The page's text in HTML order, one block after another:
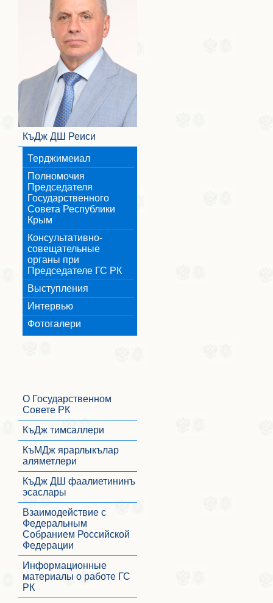
КъДж ДШ Реиси
Терджимеиал
Полномочия
Председателя
Государственного
Совета Республики
Крым
Консультативно-
совещательные
органы при
Председателе ГС РК
Выступления
Интервью
Фотогалери
О Государственном
Совете РК
КъДж тимсаллери
КъМДж ярарлыкълар
аляметлери
КъДж ДШ фаалиетининъ
эсаслары
Взаимодействие с
Федеральным
Собранием Российской
Федерации
Информационные
материалы о работе ГС
РК